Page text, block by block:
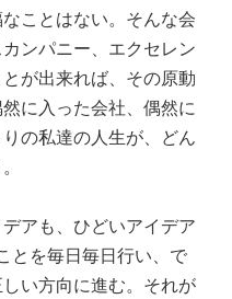
ことはない。そんな会
ンパニー、エクセレン
が出来れば、その原動
に入った会社、偶然に
の私達の人生が、どん
アも、ひどいアイデア
とを毎日毎日行い、で
い方向に進む。それが